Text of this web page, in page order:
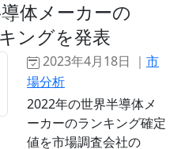
体メーカーの
ングを発表
2023年4月18日 ｜ 市
場分析
2022年の世界半導体メ
ーカーのランキング確定
値を市場調査会社の